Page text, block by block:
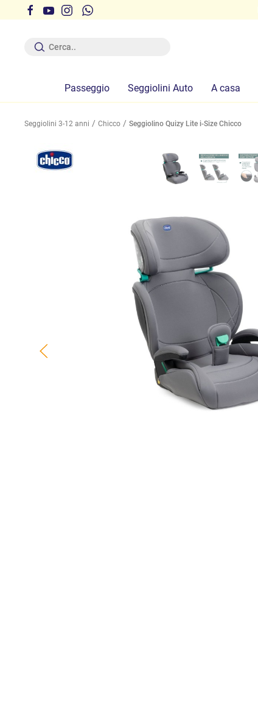
gratuite sopra i 29,90 euro!
Passeggio Seggiolini Auto A casa
Seggiolini 3-12 anni Chicco Seggiolino Quizy Lite i-Size Chicco